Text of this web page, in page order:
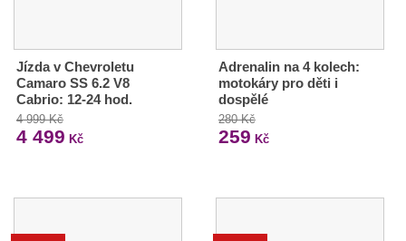
Jízda v Chevroletu
Camaro SS 6.2 V8
Cabrio: 12-24 hod.
4 999 Kč
4 499 Kč
Adrenalin na 4 kolech:
motokáry pro děti i
dospělé
280 Kč
259 Kč